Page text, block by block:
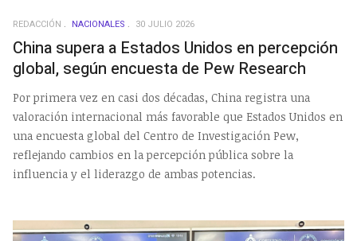
REDACCIÓN NACIONALES 30 JULIO 2026
China supera a Estados Unidos en percepción
global, según encuesta de Pew Research
Por primera vez en casi dos décadas, China registra una
valoración internacional más favorable que Estados Unidos en
una encuesta global del Centro de Investigación Pew,
reflejando cambios en la percepción pública sobre la
influencia y el liderazgo de ambas potencias.